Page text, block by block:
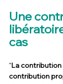
Une
cas
"La
contribution